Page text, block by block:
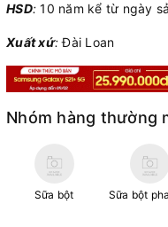
HSD: 10 năm kể từ ngày
Xuất xứ:Đài Loan
Nhóm hàng thường
Sữa bột Sữa bột